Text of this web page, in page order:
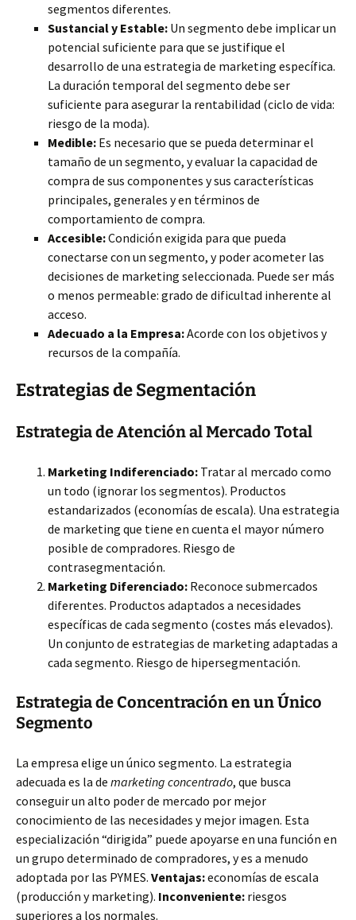
segmentos diferentes.
Sustancial y Estable: Un segmento debe implicar un
potencial suficiente para que se justifique el
desarrollo de una estrategia de marketing específica.
La duración temporal del segmento debe ser
suficiente para asegurar la rentabilidad (ciclo de vida:
riesgo de la moda).
Medible: Es necesario que se pueda determinar el
tamaño de un segmento, y evaluar la capacidad de
compra de sus componentes y sus características
principales, generales y en términos de
comportamiento de compra.
Accesible:Condición exigida para que pueda
conectarse con un segmento, y poder acometer las
decisiones de marketing seleccionada. Puede ser más
o menos permeable: grado de dificultad inherente al
acceso.
Adecuado a la Empresa:Acorde con los objetivos y
recursos de la compañía.
Estrategias de Segmentación
Estrategia de Atención al Mercado Total
Marketing Indiferenciado: Tratar al mercado como
un todo (ignorar los segmentos). Productos
estandarizados (economías de escala). Una estrategia
de marketing que tiene en cuenta el mayor número
posible de compradores. Riesgo de
contrasegmentación.
Marketing Diferenciado: Reconoce submercados
diferentes. Productos adaptados a necesidades
específicas de cada segmento (costes más elevados).
Un conjunto de estrategias de marketing adaptadas a
cada segmento. Riesgo de hipersegmentación.
Estrategia de Concentración en un Único
Segmento
La empresa elige un único segmento. La estrategia
adecuada es la de marketing concentrado, que busca
conseguir un alto poder de mercado por mejor
conocimiento de las necesidades y mejor imagen. Esta
especialización “dirigida” puede apoyarse en una función en
un grupo determinado de compradores, y es a menudo
adoptada por las PYMES. Ventajas:economías de escala
(producción y marketing). Inconveniente: riesgos
superiores a los normales.